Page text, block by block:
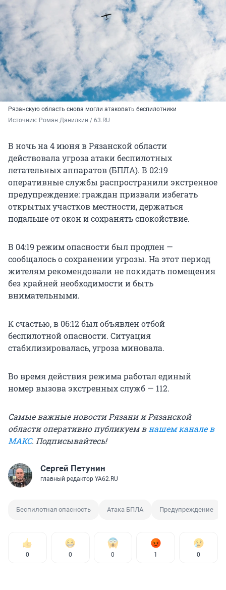
Рязанскую область снова могли атаковать беспилотники
Источник: Роман Данилкин / 63.RU
В ночь на 4 июня в Рязанской области
действовала угроза атаки беспилотных
летательных аппаратов (БПЛА). В 02:19
оперативные службы распространили экстренное
предупреждение: граждан призвали избегать
открытых участков местности, держаться
подальше от окон и сохранять спокойствие.
В 04:19 режим опасности был продлен —
сообщалось о сохранении угрозы. На этот период
жителям рекомендовали не покидать помещения
без крайней необходимости и быть
внимательными.
К счастью, в 06:12 был объявлен отбой
беспилотной опасности. Ситуация
стабилизировалась, угроза миновала.
Во время действия режима работал единый
номер вызова экстренных служб — 112.
Самые важные новости Рязани и Рязанской
области оперативно публикуем внашем канале в
МАКС. Подписывайтесь!
Сергей Петунин
главный редактор YA62.RU
Беспилотная опасность Атака БПЛА Предупреждение
0 0 0 1 0